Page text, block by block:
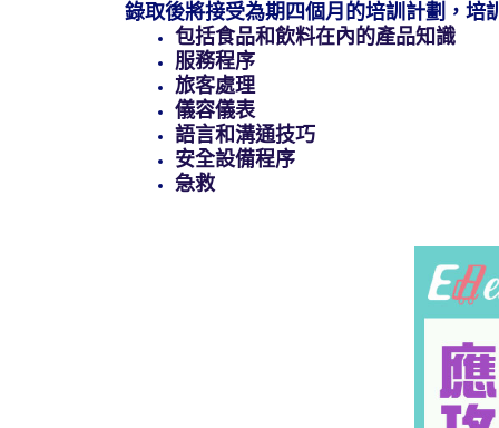
錄取後將接受為期四個月的培訓計劃，培
包括食品和飲料在內的產品知識
服務程序
旅客處理
儀容儀表
語言和溝通技巧
安全設備程序
急救